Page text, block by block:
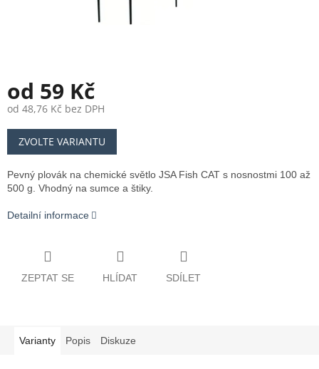
od 59 Kč
od 48,76 Kč bez DPH
Měrná
cena:
ZVOLTE VARIANTU
Pevný plovák na chemické světlo JSA Fish CAT s nosnostmi 100 až
500 g. Vhodný na sumce a štiky.
Detailní informace
ZEPTAT SE HLÍDAT SDÍLET
Varianty Popis Diskuze